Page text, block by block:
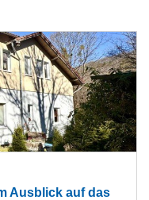
Ausblick auf das